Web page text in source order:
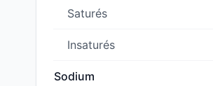
Saturés
Insaturés
Sodium